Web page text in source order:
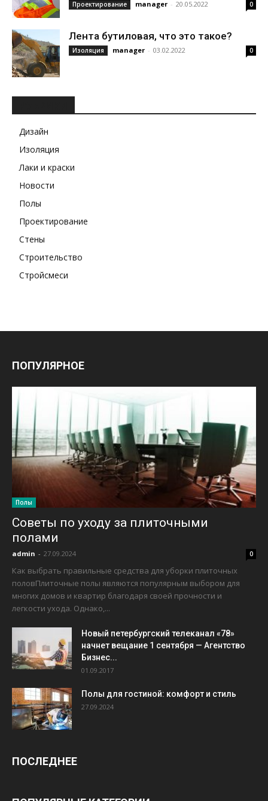
Проектирование manager - 20.05.2022 0
Лента бутиловая, что это такое?
Изоляция manager - 03.02.2022 0
Дизайн
Изоляция
Лаки и краски
Новости
Полы
Проектирование
Стены
Строительство
Стройсмеси
ПОПУЛЯРНОЕ
Полы
Советы по уходу за плиточными
полами
admin - 27.09.2024 0
Как выбрать правильные средства для уборки плиточных
половПлиточные полы являются популярным выбором для
многих домов и квартир благодаря своей прочности и
легкости ухода. Однако,...
Новый петербургский телеканал «78»
начнет вещание 1 сентября — Агентство
Бизнес...
01.09.2017
Полы для гостиной: комфорт и стиль
27.09.2024
ПОСЛЕДНЕЕ